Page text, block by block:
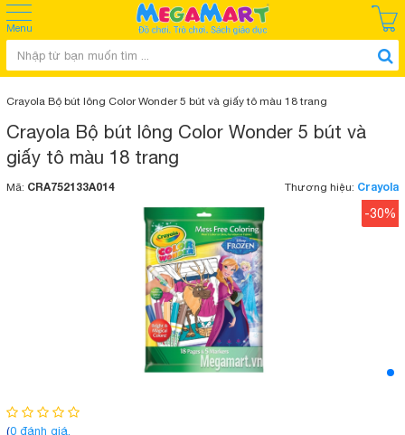
Menu
Crayola Bộ bút lông Color Wonder 5 bút và giấy tô màu 18 trang
Crayola Bộ bút lông Color Wonder 5 bút và
giấy tô màu 18 trang
Mã: CRA752133A014 Thương hiệu: Crayola
-30%
(0 đánh giá,